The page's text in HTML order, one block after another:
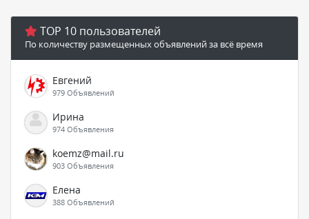
TOP 10 пользователей
По количеству размещенных объявлений за всё время
Евгений
979 Объявлений
Ирина
974 Объявления
koemz@mail.ru
903 Объявления
Елена
388 Объявлений